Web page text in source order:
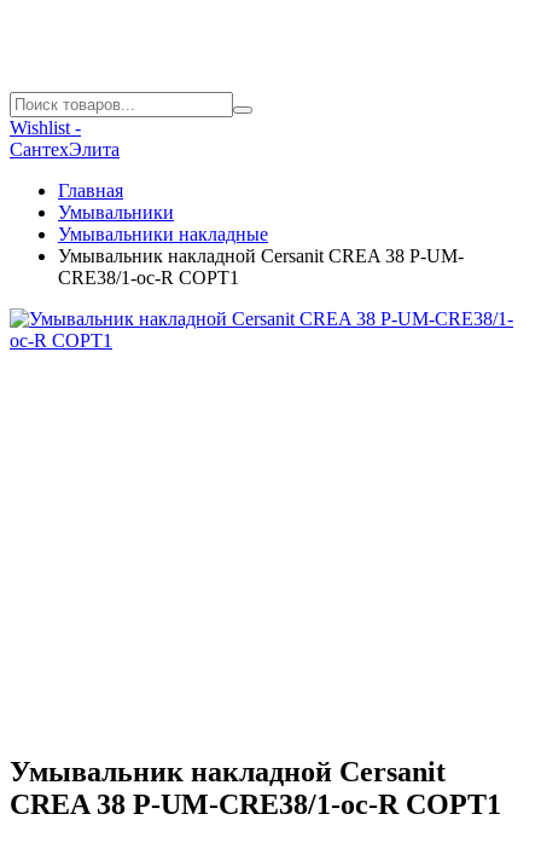
Wishlist -
СантехЭлита
Главная
Умывальники
Умывальники накладные
Умывальник накладной Cersanit CREA 38 P-UM-
CRE38/1-oc-R СОРТ1
Умывальник накладной Cersanit
CREA 38 P-UM-CRE38/1-oc-R СОРТ1